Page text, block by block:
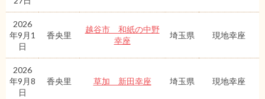
2026
年9月1
日
香央里
越谷市 和紙の中野
幸座
埼玉県 現地幸座
2026
年9月8
日
香央里 草加 新田幸座 埼玉県 現地幸座